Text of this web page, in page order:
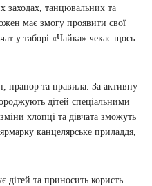
заходах, танцювальних та
має змогу проявити свої
у таборі «Чайка» чекає щось
прапор та правила. За активну
дітей спеціальними
хлопці та дівчата зможуть
канцелярське приладдя,
та приносить користь.